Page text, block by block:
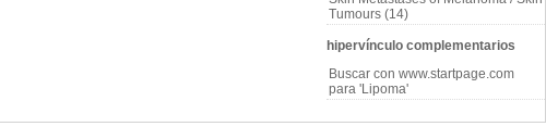
Tumours (14)
hipervínculo complementarios
Buscar con www.startpage.com
para 'Lipoma'